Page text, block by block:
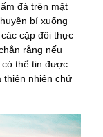
đá trên mặt
bí xuống
cặp đôi thực
rằng nếu
có thể tin được
thiên nhiên chứ